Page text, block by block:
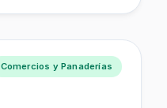
Comercios y Panaderías